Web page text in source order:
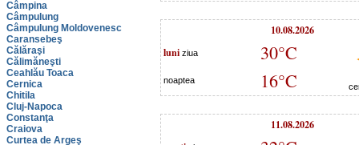
Câmpina
Câmpulung
Câmpulung Moldovenesc
Caransebeş
Călăraşi
Călimăneşti
Ceahlău Toaca
Cernica
Chitila
Cluj-Napoca
Constanţa
Craiova
Curtea de Argeş
10.08.2026
luni ziua 30°C
noaptea 16°C
11.08.2026